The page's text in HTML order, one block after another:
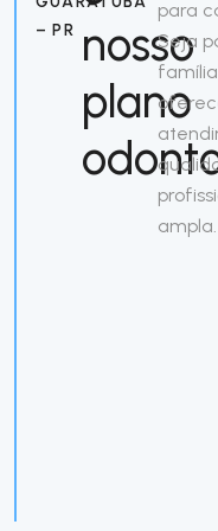
– PR nosso
plano
para
Seja
ampla.